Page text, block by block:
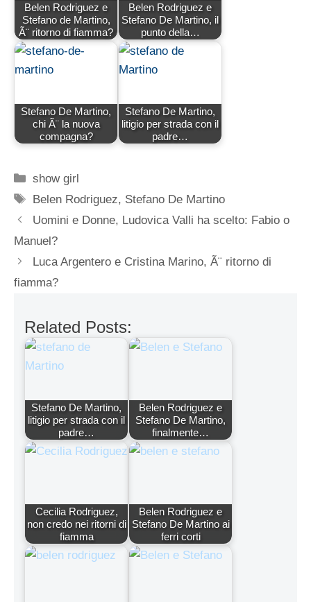
Belen Rodriguez e
Stefano de Martino,
Ã¨ ritorno di fiamma?
Belen Rodriguez e
Stefano De Martino, il
punto della…
Stefano De Martino,
chi Ã¨ la nuova
compagna?
Stefano De Martino,
litigio per strada con il
padre…
Categorie
show girl
Tag
Belen Rodriguez, Stefano De Martino
Uomini e Donne, Ludovica Valli ha scelto: Fabio o
Manuel?
Luca Argentero e Cristina Marino, Ã¨ ritorno di
fiamma?
Related Posts:
Stefano De Martino,
litigio per strada con il
padre…
Belen Rodriguez e
Stefano De Martino,
finalmente…
Cecilia Rodriguez,
non credo nei ritorni di
fiamma
Belen Rodriguez e
Stefano De Martino ai
ferri corti